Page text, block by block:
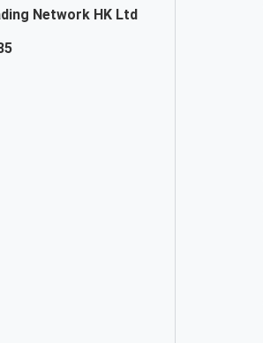
Network HK Ltd